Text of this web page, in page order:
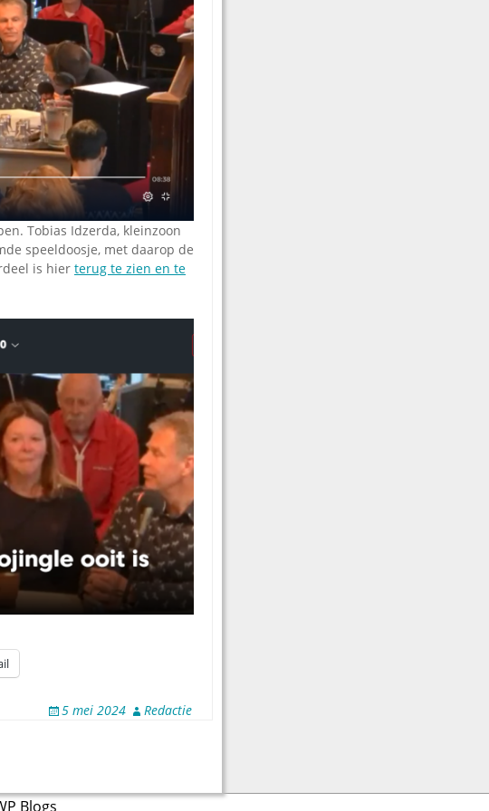
Tobias Idzerda, kleinzoon
speeldoosje, met daarop de
is hier terug te zien en te
5 mei 2024 Redactie
Blogs